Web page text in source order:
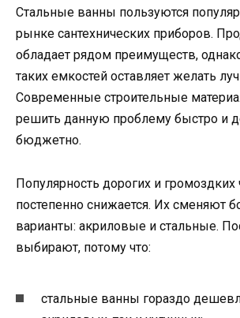
Стальные ванны пользуются
рынке сантехнических приборов.
обладает рядом преимуществ,
таких емкостей оставляет желать
Современные строительные
решить данную проблему быстро и
бюджетно.
Популярность дорогих и громоздких
постепенно снижается. Их сменяют
варианты: акриловые и стальные.
выбирают, потому что:
стальные ванны гораздо